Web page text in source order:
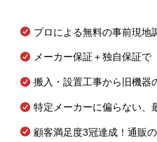
プロによる無料の事前現地
メーカー保証＋独自保証で
搬入・設置工事から旧機器
特定メーカーに偏らない、
顧客満足度3冠達成！通販